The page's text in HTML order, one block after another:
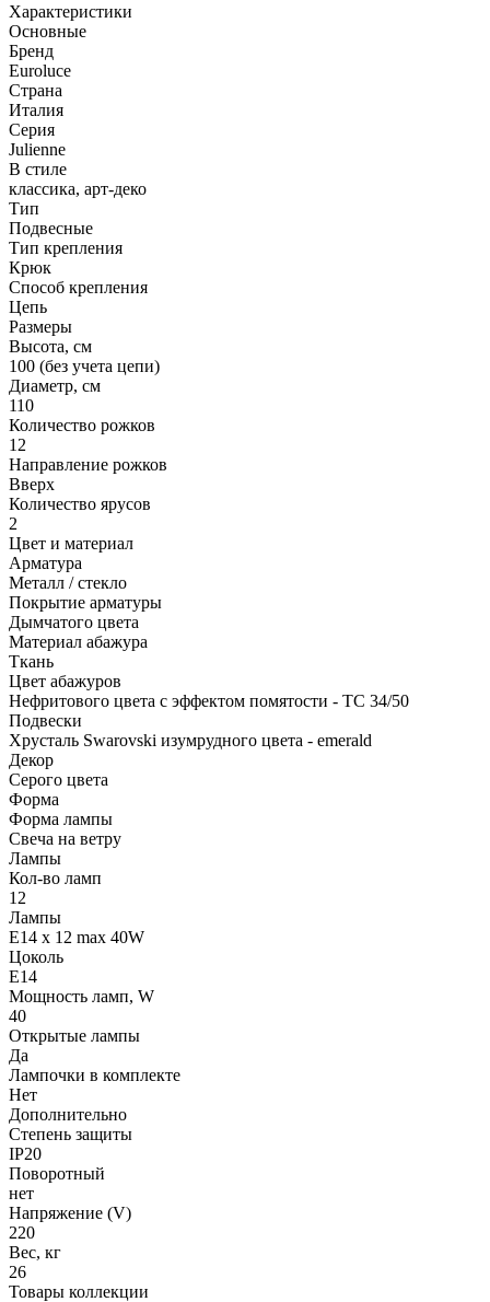
Характеристики
Основные
Бренд
Euroluce
Страна
Италия
Серия
Julienne
В стиле
классика, арт-деко
Тип
Подвесные
Тип крепления
Крюк
Способ крепления
Цепь
Размеры
Высота, см
100 (без учета цепи)
Диаметр, см
110
Количество рожков
12
Направление рожков
Вверх
Количество ярусов
2
Цвет и материал
Арматура
Металл / стекло
Покрытие арматуры
Дымчатого цвета
Материал абажура
Ткань
Цвет абажуров
Нефритового цвета с эффектом помятости - TC 34/50
Подвески
Хрусталь Swarovski изумрудного цвета - emerald
Декор
Серого цвета
Форма
Форма лампы
Свеча на ветру
Лампы
Кол-во ламп
12
Лампы
E14 x 12 max 40W
Цоколь
E14
Мощность ламп, W
40
Открытые лампы
Да
Лампочки в комплекте
Нет
Дополнительно
Степень защиты
IP20
Поворотный
нет
Напряжение (V)
220
Вес, кг
26
Товары коллекции